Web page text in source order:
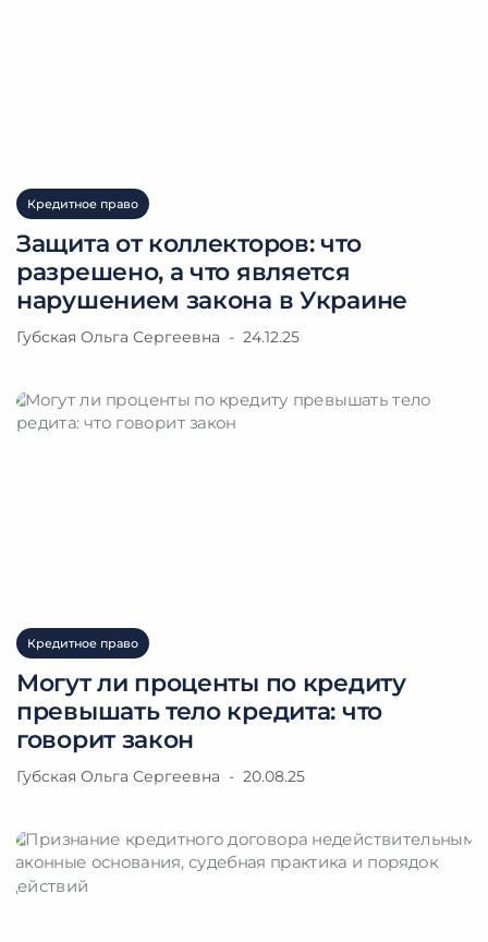
Кредитное право
Защита от коллекторов: что
разрешено, а что является
нарушением закона в Украине
Губская Ольга Сергеевна 24.12.25
Кредитное право
Могут ли проценты по кредиту
превышать тело кредита: что
говорит закон
Губская Ольга Сергеевна 20.08.25